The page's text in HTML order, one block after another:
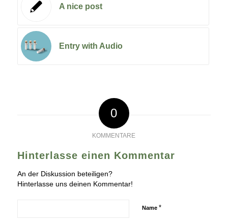
A nice post
Entry with Audio
0
KOMMENTARE
Hinterlasse einen Kommentar
An der Diskussion beteiligen?
Hinterlasse uns deinen Kommentar!
Name *